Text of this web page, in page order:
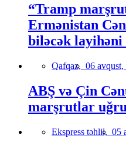
“Tramp
Ermənistan
biləcək
Qafqaz, 06 avqust,
ABŞ və Çin
marşrutlar
Ekspress təhlil, 05